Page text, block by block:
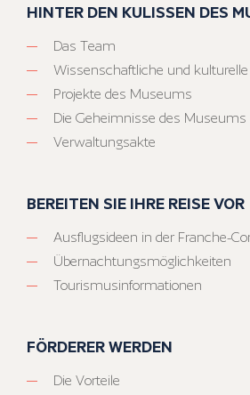
HINTER DEN KULISSEN DES
Das Team
Wissenschaftliche und kulturelle
Projekte des Museums
Die Geheimnisse des Museums
Verwaltungsakte
BEREITEN SIE IHRE REISE VOR
Ausflugsideen in der Franche-
Übernachtungsmöglichkeiten
Tourismusinformationen
FÖRDERER WERDEN
Die Vorteile